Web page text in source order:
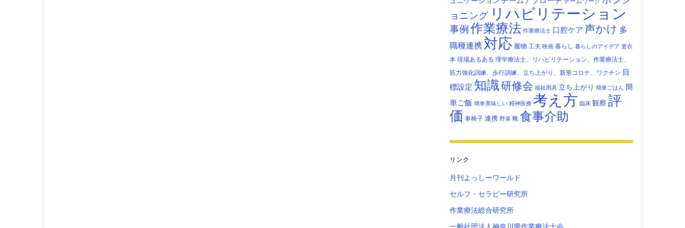
ョニング リハビリテーション
事例作業療法 作業療法士 口腔ケア 声かけ 多
職種連携 対応 履物 工夫 映画 暮らし 暮らしのアイデア 更衣
本 現場あるある 理学療法士、リハビリテーション、作業療法士、
筋力強化訓練、歩行訓練、立ち上がり、新形コロナ、ワクチン 目
標設定 知識研修会 福祉用具 立ち上がり 簡単ごはん 簡
単ご飯 簡単美味しい 精神医療 考え方 臨床 観察 評
価 車椅子 連携 野菜 靴 食事介助
リンク
月刊よっしーワールド
セルフ・セラピー研究所
作業療法総合研究所
一般社団法人神奈川県作業療法士会